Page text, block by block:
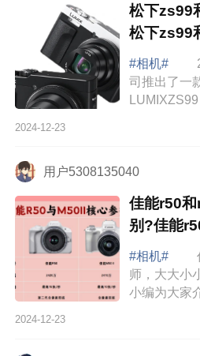
松下zs99
松下zs99
#相机#
司推出了一
zs99和
2024-12-23
用户5308135040
佳能r50
别?佳能
得买
#相机#
作
师，大大小
小编为大家
值得买 佳
2024-12-23